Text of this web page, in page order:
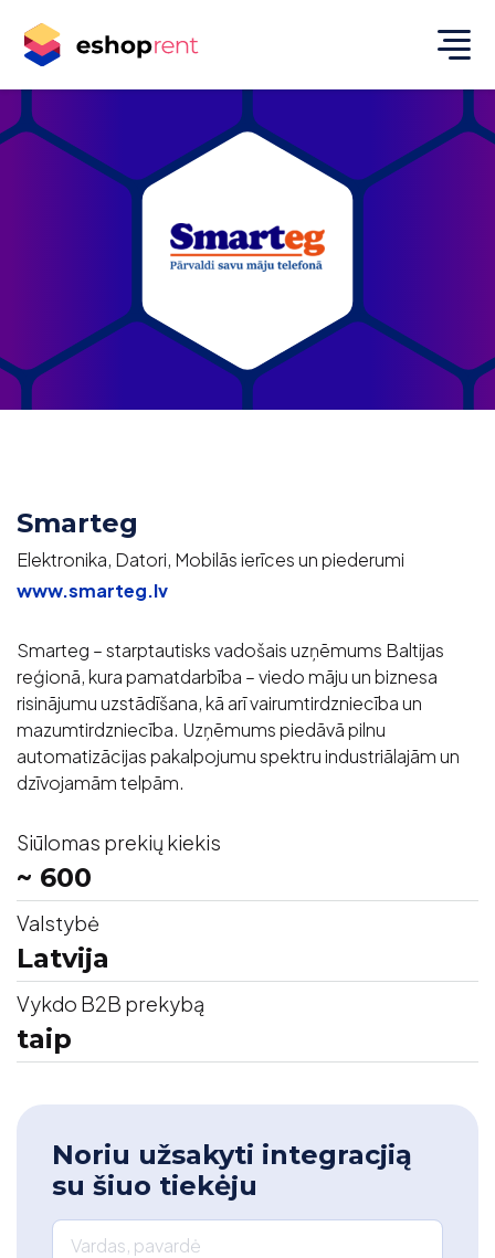
Smarteg
Elektronika, Datori, Mobilās ierīces un piederumi
www.smarteg.lv
Smarteg – starptautisks vadošais uzņēmums Baltijas
reģionā, kura pamatdarbība – viedo māju un biznesa
risinājumu uzstādīšana, kā arī vairumtirdzniecība un
mazumtirdzniecība. Uzņēmums piedāvā pilnu
automatizācijas pakalpojumu spektru industriālajām un
dzīvojamām telpām.
Siūlomas prekių kiekis
~ 600
Valstybė
Latvija
Vykdo B2B prekybą
taip
Noriu užsakyti integracjią
su šiuo tiekėju
Vardas, pavardė